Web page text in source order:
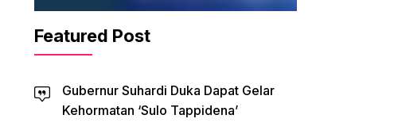
Featured Post
Gubernur Suhardi Duka Dapat Gelar
Kehormatan ‘Sulo Tappidena’